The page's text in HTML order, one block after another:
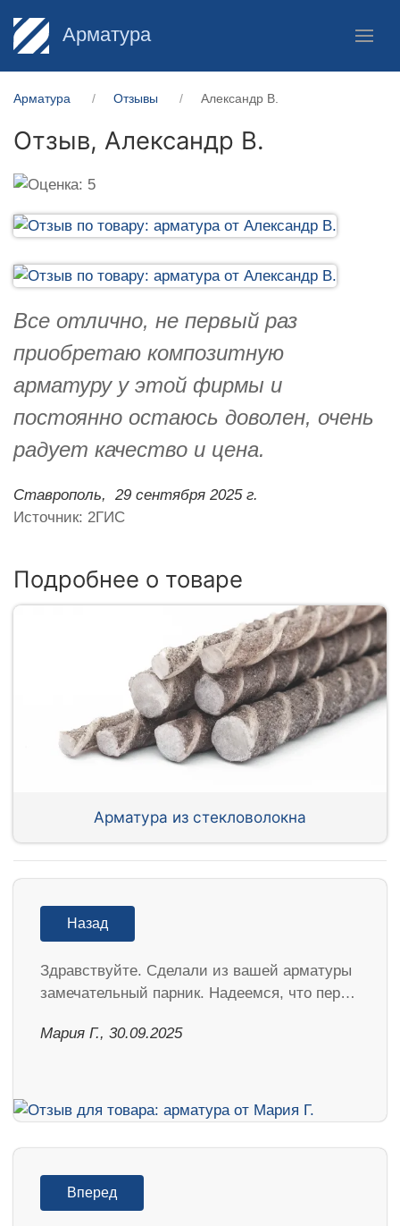
Арматура
Арматура Отзывы Александр В.
Отзыв, Александр В.
Все отлично, не первый раз
приобретаю композитную
арматуру у этой фирмы и
постоянно остаюсь доволен, очень
радует качество и цена.
Ставрополь,
29 сентября 2025 г.
Источник: 2ГИС
Подробнее о товаре
Арматура из стекловолокна
Назад
Здравствуйте. Сделали из вашей арматуры
замечательный парник. Надеемся, что пер…
Мария Г., 30.09.2025
Вперед